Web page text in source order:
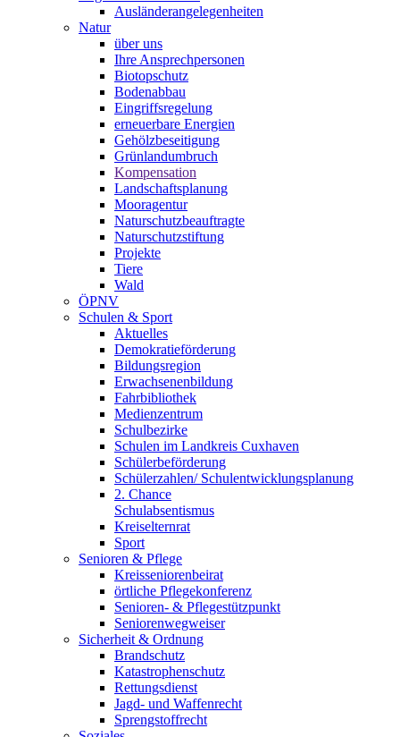
Ausländerangelegenheiten
Natur
über uns
Ihre Ansprechpersonen
Biotopschutz
Bodenabbau
Eingriffsregelung
erneuerbare Energien
Gehölzbeseitigung
Grünlandumbruch
Kompensation
Landschaftsplanung
Mooragentur
Naturschutzbeauftragte
Naturschutzstiftung
Projekte
Tiere
Wald
ÖPNV
Schulen & Sport
Aktuelles
Demokratieförderung
Bildungsregion
Erwachsenenbildung
Fahrbibliothek
Medienzentrum
Schulbezirke
Schulen im Landkreis Cuxhaven
Schülerbeförderung
Schülerzahlen/ Schulentwicklungsplanung
2. Chance
Schulabsentismus
Kreiselternrat
Sport
Senioren & Pflege
Kreisseniorenbeirat
örtliche Pflegekonferenz
Senioren- & Pflegestützpunkt
Seniorenwegweiser
Sicherheit & Ordnung
Brandschutz
Katastrophenschutz
Rettungsdienst
Jagd- und Waffenrecht
Sprengstoffrecht